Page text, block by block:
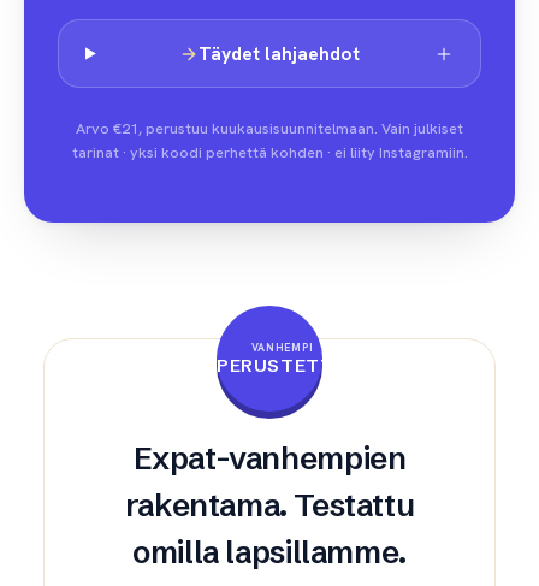
Täydet lahjaehdot
Arvo €21, perustuu kuukausisuunnitelmaan. Vain julkiset
tarinat · yksi koodi perhettä kohden · ei liity Instagramiin.
VANHEMPI
PERUSTETTU
Expat-vanhempien
rakentama. Testattu
omilla lapsillamme.